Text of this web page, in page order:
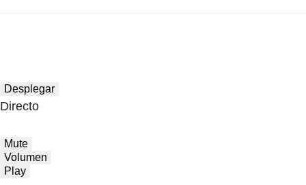
Desplegar
Directo
Mute
Volumen
Play